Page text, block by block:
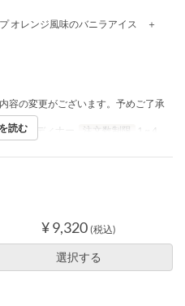
オレンジ風味のバニラアイス ＋
容の変更がございます。予めご了承
時間 ディナー 注文数制限 1 ~ 4
読む
¥ 9,320 (税込)
選択する